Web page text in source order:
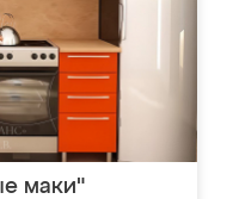
маки"